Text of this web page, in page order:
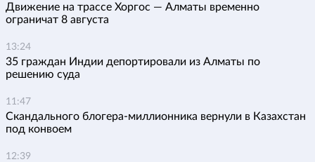
Движение на трассе Хоргос — Алматы временно
ограничат 8 августа
13:24
35 граждан Индии депортировали из Алматы по
решению суда
11:47
Скандального блогера-миллионника вернули в Казахстан
под конвоем
12:39